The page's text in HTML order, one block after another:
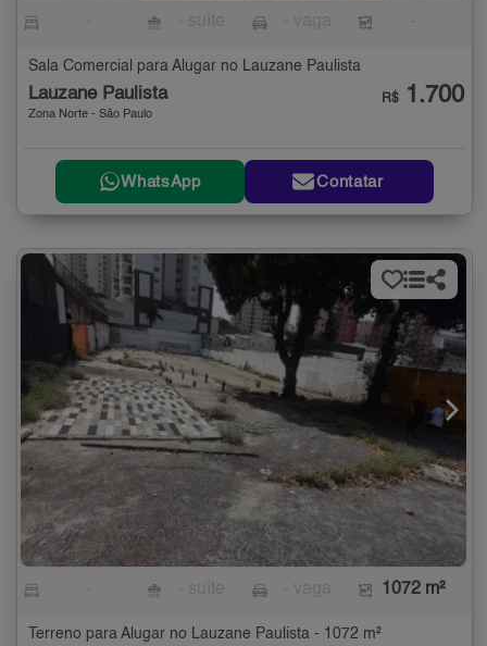
Sala Comercial para Alugar no Lauzane Paulista
Lauzane Paulista
Zona Norte - São Paulo
R$ 1.700
WhatsApp Contatar
1072 m²
Terreno para Alugar no Lauzane Paulista - 1072 m²